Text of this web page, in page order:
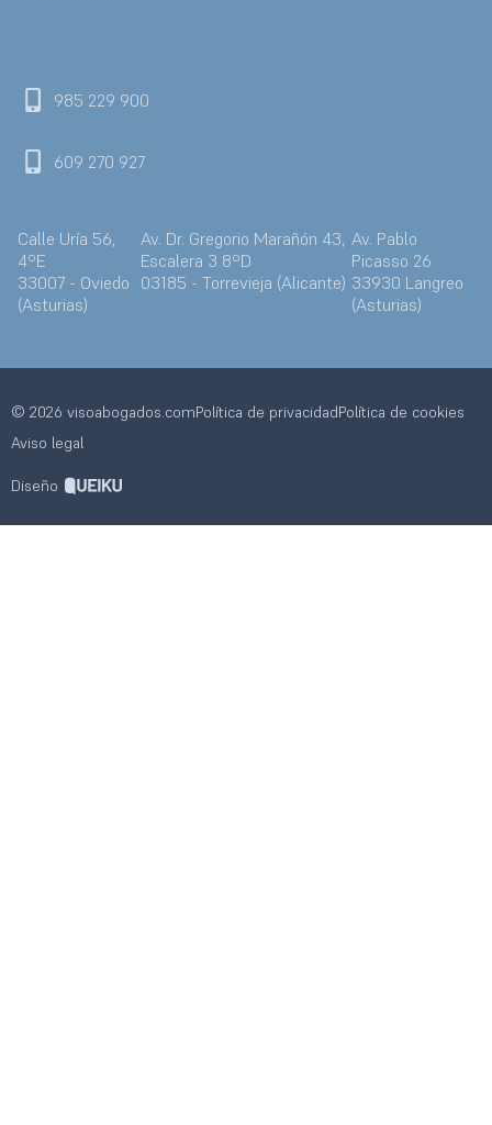
985 229 900
609 270 927
Calle Uría 56,
4ºE
33007 - Oviedo
(Asturias)
Av. Dr. Gregorio Marañón 43,
Escalera 3 8ºD
03185 - Torrevieja (Alicante)
Av. Pablo
Picasso 26
33930 Langreo
(Asturias)
© 2026 visoabogados.comPolítica de privacidadPolítica de cookies
Aviso legal
Diseño